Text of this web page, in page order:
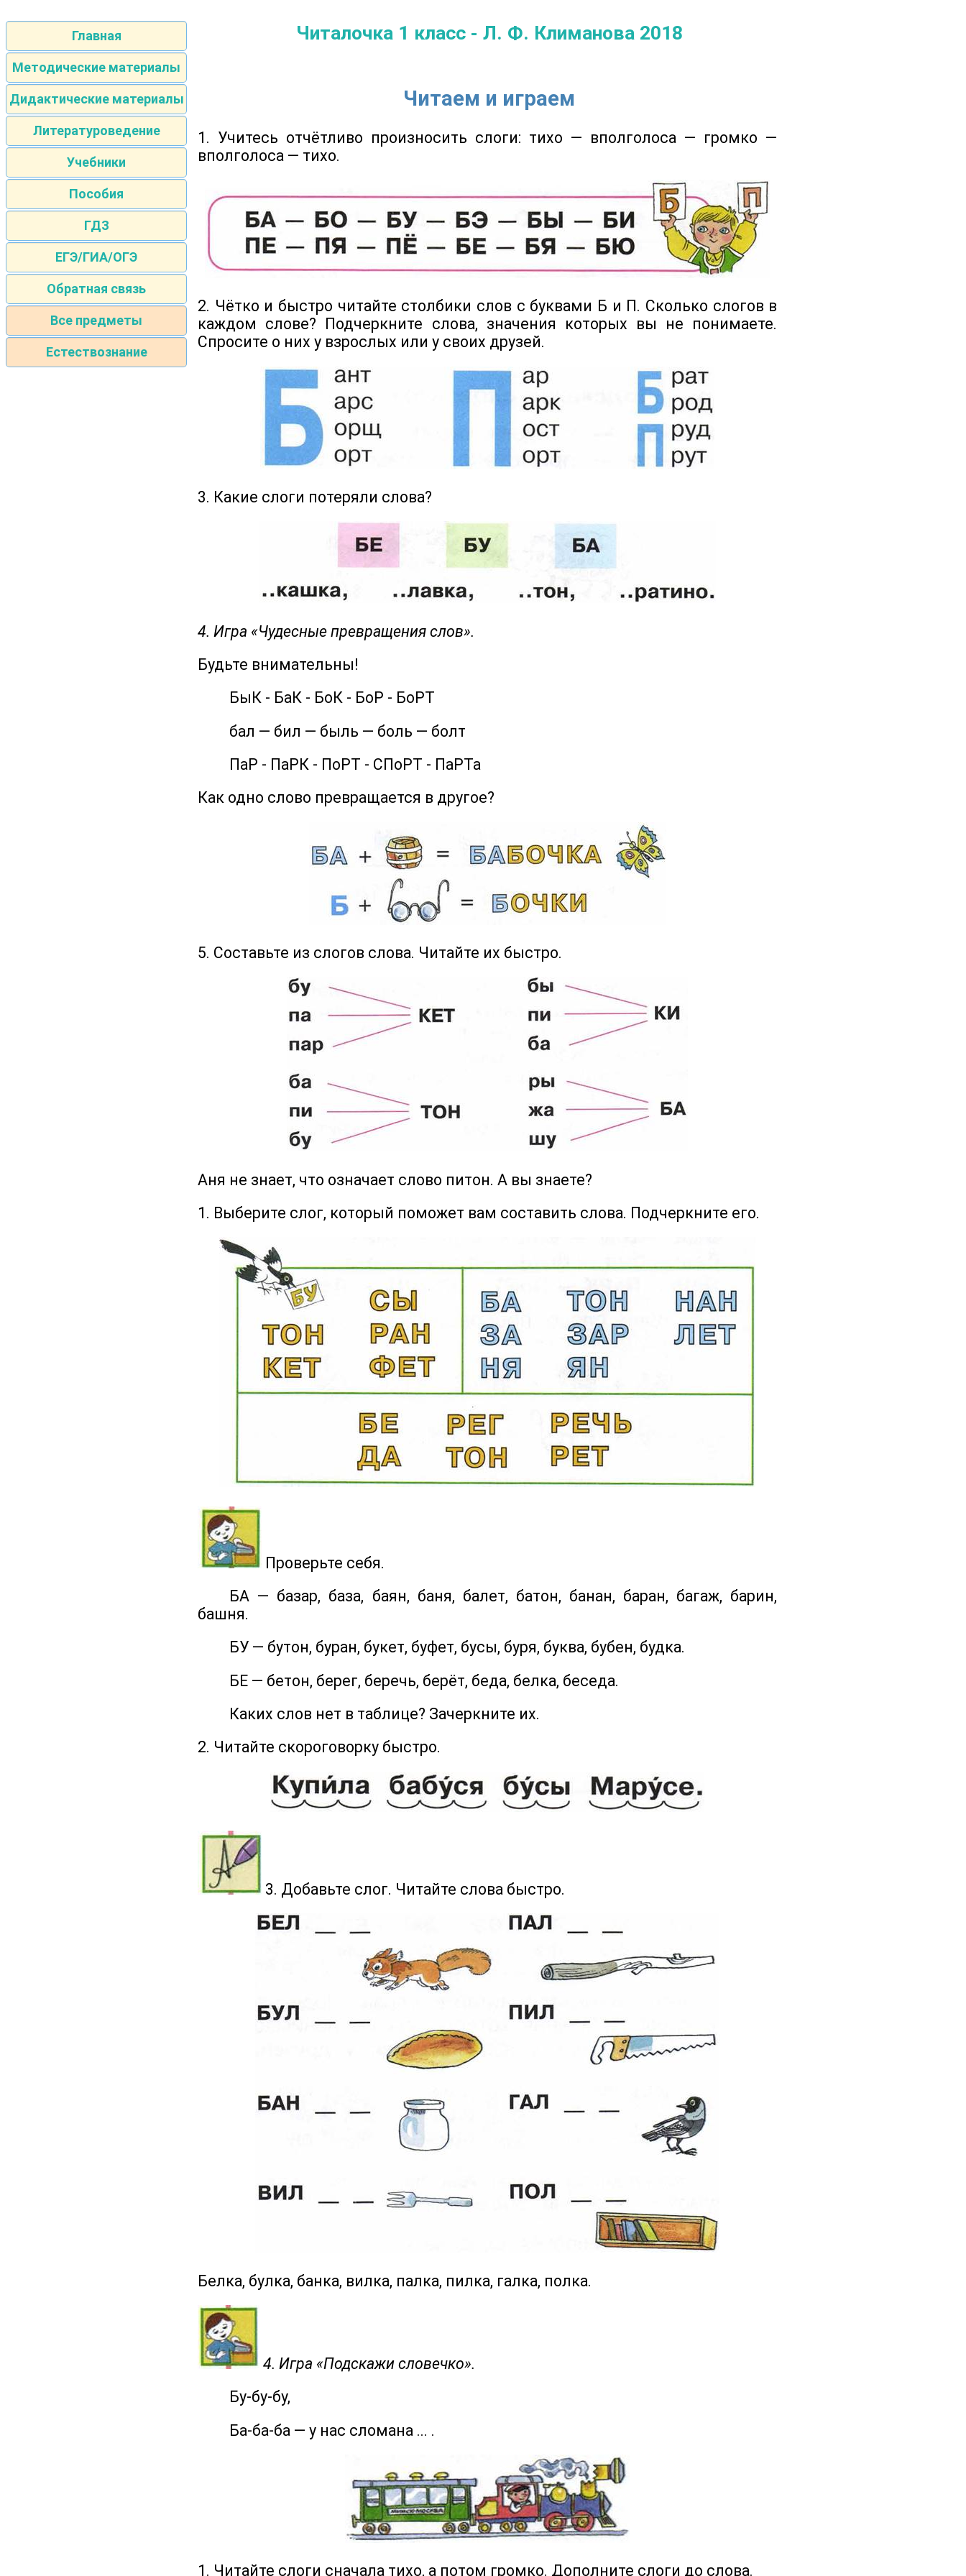
Главная
Методические материалы
Дидактические материалы
Литературоведение
Учебники
Пособия
ГДЗ
ЕГЭ/ГИА/ОГЭ
Обратная связь
Все предметы
Естествознание
Читалочка 1 класс - Л. Ф. Климанова 2018
Читаем и играем
1. Учитесь отчётливо произносить слоги: тихо — вполголоса — громко —
вполголоса — тихо.
2. Чётко и быстро читайте столбики слов с буквами Б и П. Сколько слогов в
каждом слове? Подчеркните слова, значения которых вы не понимаете.
Спросите о них у взрослых или у своих друзей.
3. Какие слоги потеряли слова?
4. Игра «Чудесные превращения слов».
Будьте внимательны!
БыК - БаК - БоК - БоР - БоРТ
бал — бил — быль — боль — болт
ПаР - ПаРК - ПоРТ - СПоРТ - ПаРТа
Как одно слово превращается в другое?
5. Составьте из слогов слова. Читайте их быстро.
Аня не знает, что означает слово питон. А вы знаете?
1. Выберите слог, который поможет вам составить слова. Подчеркните его.
Проверьте себя.
БА — базар, база, баян, баня, балет, батон, банан, баран, багаж, барин,
башня.
БУ — бутон, буран, букет, буфет, бусы, буря, буква, бубен, будка.
БЕ — бетон, берег, беречь, берёт, беда, белка, беседа.
Каких слов нет в таблице? Зачеркните их.
2. Читайте скороговорку быстро.
3. Добавьте слог. Читайте слова быстро.
Белка, булка, банка, вилка, палка, пилка, галка, полка.
4. Игра «Подскажи словечко».
Бу-бу-бу,
Ба-ба-ба — у нас сломана ... .
1. Читайте слоги сначала тихо, а потом громко. Дополните слоги до слова.